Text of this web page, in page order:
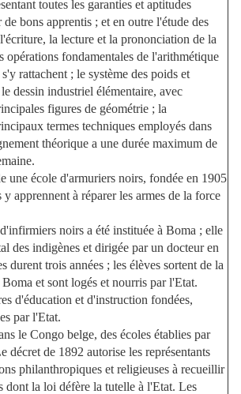
toutes les garanties et aptitudes
bons apprentis ; et en outre l'étude des
la lecture et la prononciation de la
opérations fondamentales de l'arithmétique
rattachent ; le système des poids et
dessin industriel élémentaire, avec
figures de géométrie ; la
termes techniques employés dans
théorique a une durée maximum de
une école d'armuriers noirs, fondée en 1905
apprennent à réparer les armes de la force
noirs a été instituée à Boma ; elle
des indigènes et dirigée par un docteur en
durent trois années ; les élèves sortent de la
et sont logés et nourris par l'Etat.
d'éducation et d'instruction fondées,
par l'Etat.
le Congo belge, des écoles établies par
décret de 1892 autorise les représentants
philanthropiques et religieuses à recueillir
dont la loi défère la tutelle à l'Etat. Les